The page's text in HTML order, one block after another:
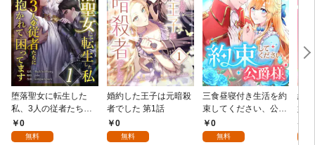
堕落聖女に転生した
私、3人の従者たちに
抱かれて困ってます 第
1話
0
無料
婚約した王子は元暗殺
者でした 第1話
0
無料
三食昼寝付き生活を約
束してください、公爵
様 1話
0
無料
絶
嬢
行